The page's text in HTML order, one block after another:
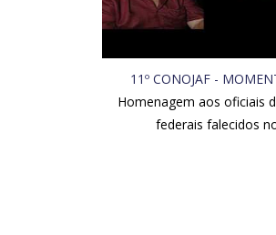
11º CONOJAF -
Homenagem aos oficiais
federais falecidos